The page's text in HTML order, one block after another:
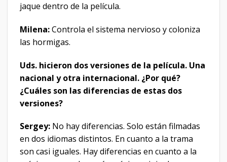
jaque dentro de la película.
Milena:Controla el sistema nervioso y coloniza
las hormigas.
Uds. hicieron dos versiones de la película. Una
nacional y otra internacional. ¿Por qué?
¿Cuáles son las diferencias de estas dos
versiones?
Sergey: No hay diferencias. Solo están filmadas
en dos idiomas distintos. En cuanto a la trama
son casi iguales. Hay diferencias en cuanto a la